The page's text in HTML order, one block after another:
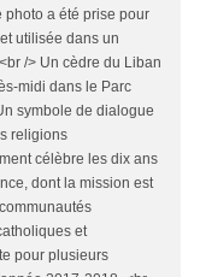
photo a été prise pour
utilisée dans un
/> Un cèdre du Liban
midi dans le Parc
symbole de dialogue
religions
célèbre les dix ans
dont la mission est
et
pour plusieurs